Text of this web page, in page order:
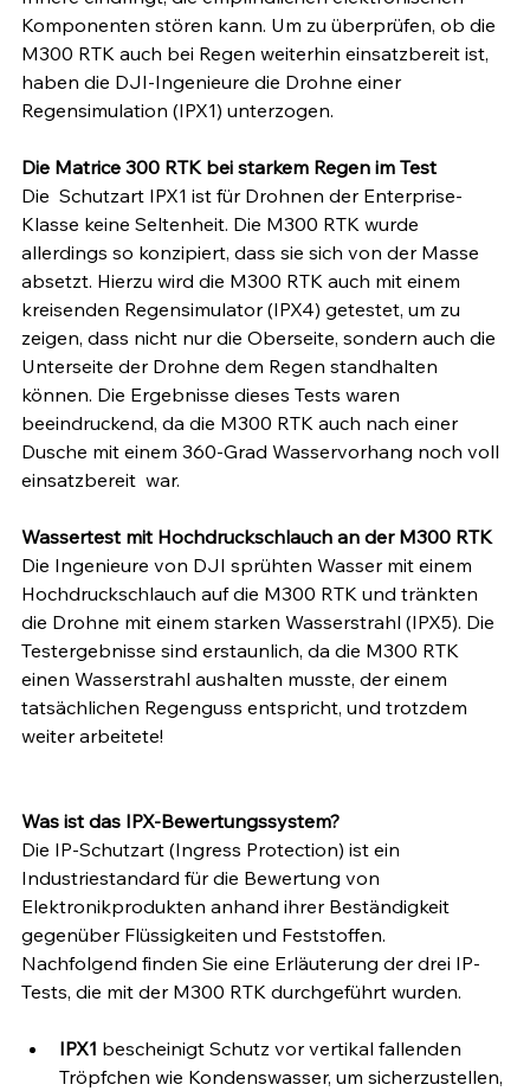
Komponenten stören kann. Um zu überprüfen, ob die
M300 RTK auch bei Regen weiterhin einsatzbereit ist,
haben die DJI-Ingenieure die Drohne einer
Regensimulation (IPX1) unterzogen.
Die Matrice 300 RTK bei starkem Regen im Test
Die  Schutzart IPX1 ist für Drohnen der Enterprise-
Klasse keine Seltenheit. Die M300 RTK wurde
allerdings so konzipiert, dass sie sich von der Masse
absetzt. Hierzu wird die M300 RTK auch mit einem
kreisenden Regensimulator (IPX4) getestet, um zu
zeigen, dass nicht nur die Oberseite, sondern auch die
Unterseite der Drohne dem Regen standhalten
können. Die Ergebnisse dieses Tests waren
beeindruckend, da die M300 RTK auch nach einer
Dusche mit einem 360-Grad Wasservorhang noch voll
einsatzbereit  war.
Wassertest mit Hochdruckschlauch an der M300 RTK
Die Ingenieure von DJI sprühten Wasser mit einem
Hochdruckschlauch auf die M300 RTK und tränkten
die Drohne mit einem starken Wasserstrahl (IPX5). Die
Testergebnisse sind erstaunlich, da die M300 RTK
einen Wasserstrahl aushalten musste, der einem
tatsächlichen Regenguss entspricht, und trotzdem
weiter arbeitete!
Was ist das IPX-Bewertungssystem?
Die IP-Schutzart (Ingress Protection) ist ein
Industriestandard für die Bewertung von
Elektronikprodukten anhand ihrer Beständigkeit
gegenüber Flüssigkeiten und Feststoffen.
Nachfolgend finden Sie eine Erläuterung der drei IP-
Tests, die mit der M300 RTK durchgeführt wurden.
IPX1 bescheinigt Schutz vor vertikal fallenden
Tröpfchen wie Kondenswasser, um sicherzustellen,